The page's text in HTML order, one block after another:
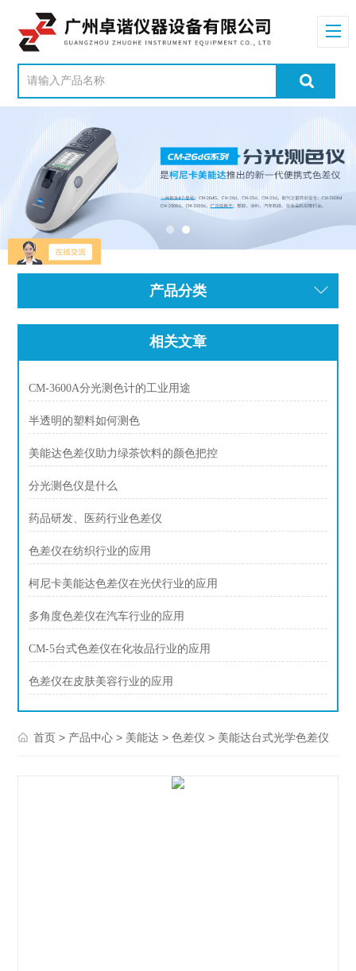
产品分类
相关文章
CM-3600A分光测色计的工业用途
半透明的塑料如何测色
美能达色差仪助力绿茶饮料的颜色把控
分光测色仪是什么
药品研发、医药行业色差仪
色差仪在纺织行业的应用
柯尼卡美能达色差仪在光伏行业的应用
多角度色差仪在汽车行业的应用
CM-5台式色差仪在化妆品行业的应用
色差仪在皮肤美容行业的应用
首页 > 产品中心 > 美能达 >色差仪 > 美能达台式光学色差仪